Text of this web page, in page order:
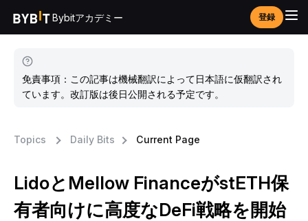
Bybitアカデミー 登録
免責事項：この記事は機械翻訳によって日本語に仮翻訳され
ています。改訂版は後日公開される予定です。
Topics Daily Bits Current Page
LidoとMellow FinanceがstETH保
有者向けに高度なDeFi戦略を開始